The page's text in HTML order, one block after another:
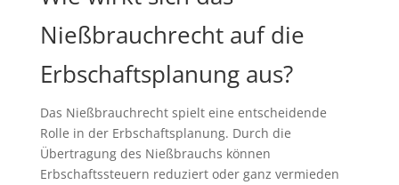
Nießbrauchrecht auf die
Erbschaftsplanung aus?
Das Nießbrauchrecht spielt eine entscheidende
Rolle in der Erbschaftsplanung. Durch die
Übertragung des Nießbrauchs können
Erbschaftssteuern reduziert oder ganz vermieden